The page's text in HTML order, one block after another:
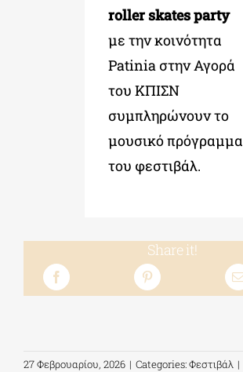
roller skates party
με την κοινότητα
Patinia στην Αγορά
του ΚΠΙΣΝ
συμπληρώνουν το
μουσικό πρόγραμμα
του φεστιβάλ.
Share it!
27 Φεβρουαρίου, 2026 | Categories:Φεστιβάλ |